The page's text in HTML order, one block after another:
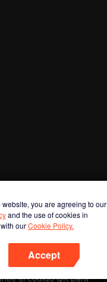
website, you are agreeing to our
and the use of cookies in
ourCookie Policy.
Accept
el código QR para